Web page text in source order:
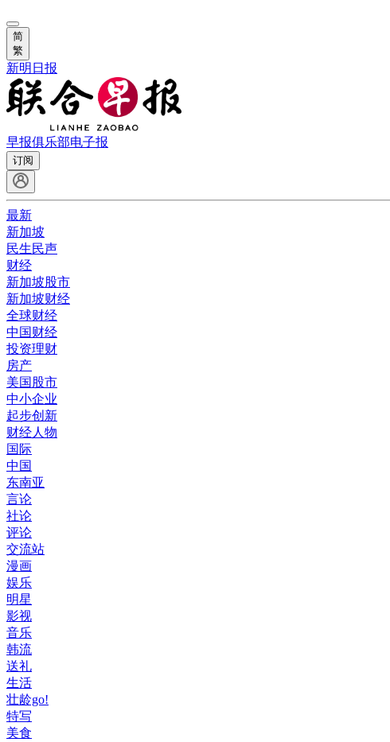
简
繁
新明日报
早报俱乐部电子报
订阅
最新
新加坡
民生民声
财经
新加坡股市
新加坡财经
全球财经
中国财经
投资理财
房产
美国股市
中小企业
起步创新
财经人物
国际
中国
东南亚
言论
社论
评论
交流站
漫画
娱乐
明星
影视
音乐
韩流
送礼
生活
壮龄go!
特写
美食